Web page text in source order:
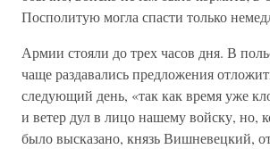
Посполитую могла спасти только
Армии стояли до трех часов дня. В
чаще раздавались предложения
следующий день, «так как время уже
и ветер дул в лицо нашему войску, но,
было высказано, князь Вишневецкий,